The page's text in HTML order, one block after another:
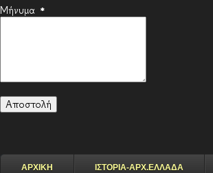
Μήνυμα *
ΑΡΧΙΚΗ ΙΣΤΟΡΙΑ-ΑΡΧ.ΕΛΛΑΔΑ